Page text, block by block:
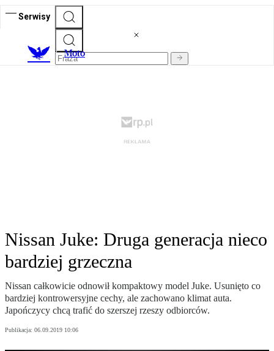
Serwisy
Moto
Nissan Juke: Druga generacja nieco
bardziej grzeczna
Nissan całkowicie odnowił kompaktowy model Juke. Usunięto co
bardziej kontrowersyjne cechy, ale zachowano klimat auta.
Japończycy chcą trafić do szerszej rzeszy odbiorców.
Publikacja: 06.09.2019 10:06